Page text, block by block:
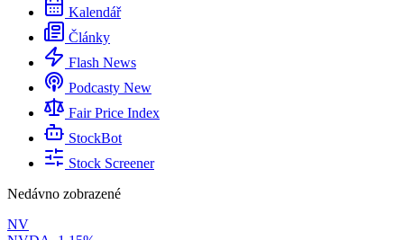
Kalendář
Články
Flash News
Podcasty New
Fair Price Index
StockBot
Stock Screener
Nedávno zobrazené
NV